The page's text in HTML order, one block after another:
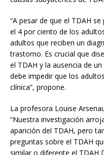
“A pesar de que el TDAH
el 4 por ciento de los
adultos que reciben un
trastorno. Es crucial que
el TDAH y la ausencia de
debe impedir que los
clínica”, propone.
La profesora Louise
“Nuestra investigación
aparición del TDAH, pero
preguntas sobre el TDAH
similar o diferente el TDAH